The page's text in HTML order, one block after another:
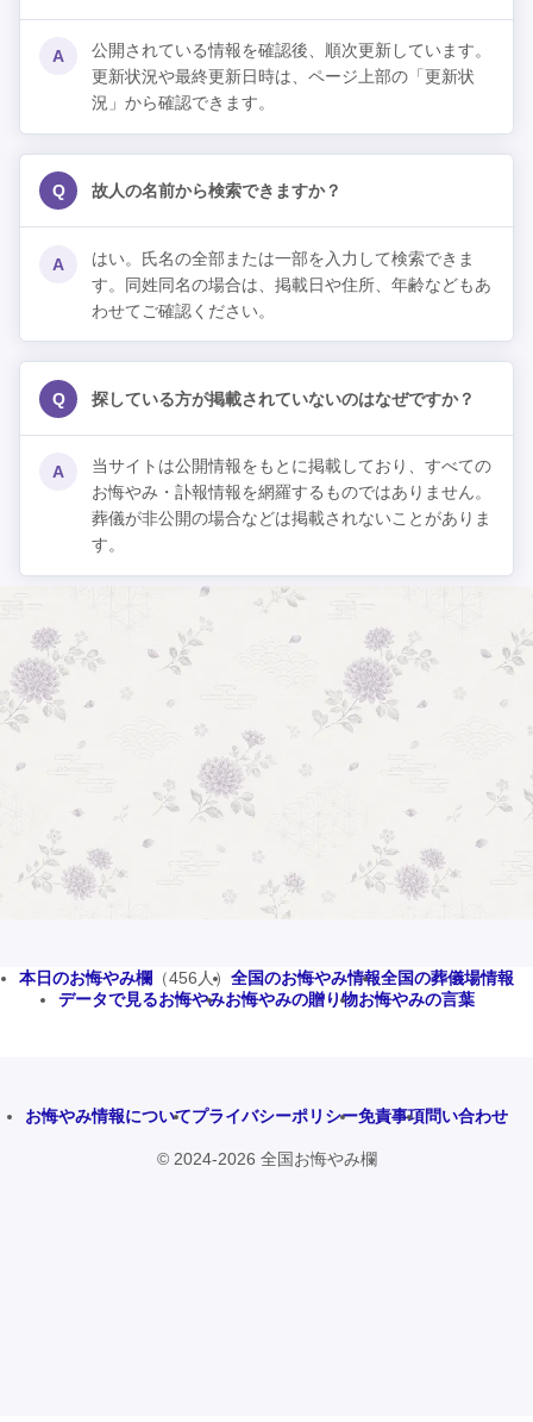
A
公開されている情報を確認後、順次更新しています。
更新状況や最終更新日時は、ページ上部の「更新状
況」から確認できます。
Q 故人の名前から検索できますか？
A
はい。氏名の全部または一部を入力して検索できま
す。同姓同名の場合は、掲載日や住所、年齢などもあ
わせてご確認ください。
Q 探している方が掲載されていないのはなぜですか？
A
当サイトは公開情報をもとに掲載しており、すべての
お悔やみ・訃報情報を網羅するものではありません。
葬儀が非公開の場合などは掲載されないことがありま
す。
本日のお悔やみ欄 （456人） 全国のお悔やみ情報全国の葬儀場情報
データで見るお悔やみお悔やみの贈り物お悔やみの言葉
お悔やみ情報についてプライバシーポリシー免責事項問い合わせ
© 2024-2026 全国お悔やみ欄